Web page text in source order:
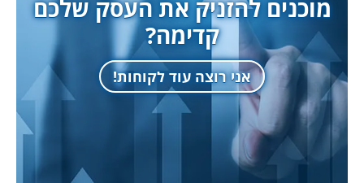
מוכנים להזניק את העסק שלכם
קדימה?
אני רוצה עוד לקוחות!